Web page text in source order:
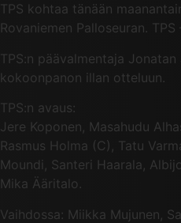
TPS kohtaa tänään
Rovaniemen Palloseuran.
TPS:n päävalmentaja
kokoonpanon illan otteluun.
TPS:n avaus:
Jere Koponen, Masahudu
Rasmus Holma (C), Tatu
Moundi, Santeri Haarala,
Mika Ääritalo.
Vaihdossa: Miikka Mujunen,